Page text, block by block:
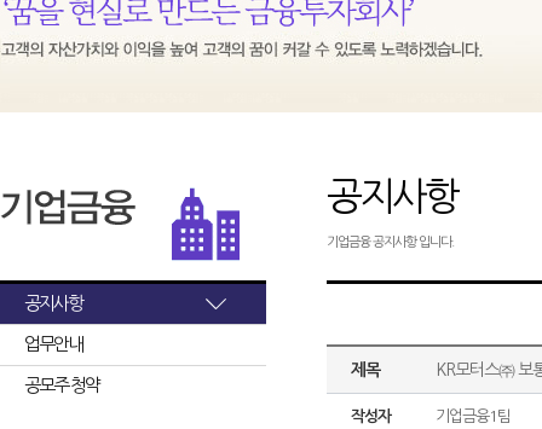
공지사항
업무안내
공모주 청약
공지사항
기업금융 공지사항 입니다.
제목 KR모터스㈜ 보
작성자 기업금융1팀